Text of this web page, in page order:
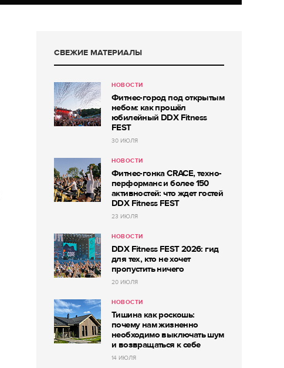
СВЕЖИЕ МАТЕРИАЛЫ
НОВОСТИ
Фитнес-город под открытым
небом: как прошёл
юбилейный DDX Fitness
FEST
30 ИЮЛЯ
НОВОСТИ
Фитнес-гонка CRACE, техно-
перформанс и более 150
активностей: что ждет гостей
DDX Fitness FEST
23 ИЮЛЯ
НОВОСТИ
DDX Fitness FEST 2026: гид
для тех, кто не хочет
пропустить ничего
20 ИЮЛЯ
НОВОСТИ
Тишина как роскошь:
почему нам жизненно
необходимо выключать шум
и возвращаться к себе
14 ИЮЛЯ